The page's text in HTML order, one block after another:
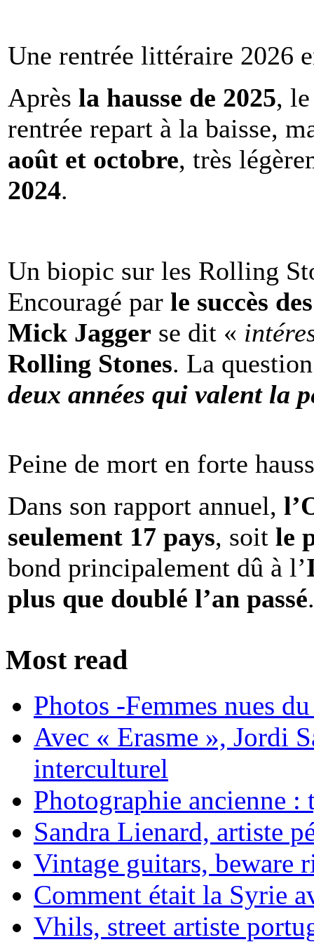
Une rentrée littéraire 2026
Après la hausse de 2025,
rentrée repart à la baisse,
août et octobre, très
2024.
Un biopic sur les Rolling
Encouragé par le succès
Mick Jagger se dit «
Rolling Stones. La
deux années qui valent la
Peine de mort en forte
Dans son rapport annuel,
seulement 17 pays, soit le
bond principalement dû à l’
plus que doublé l’an passé.
Most read
Photos -Femmes nues
Avec « Erasme », Jordi
interculturel
Photographie ancienne :
Sandra Lienard, artiste
Vintage guitars, beware
Comment était la Syrie
Vhils, street artiste